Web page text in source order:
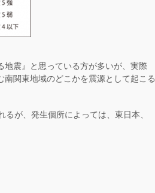
震』と思っている方が多いが、実際
関東地域のどこかを震源として起こる
が、発生個所によっては、東日本、